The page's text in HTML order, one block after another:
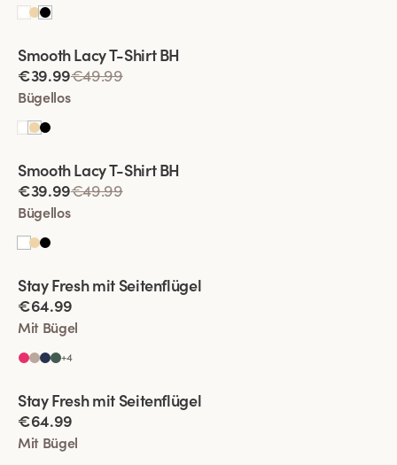
Viewing image 1 of 2
Smooth Lacy T-Shirt BH
€39.99€49.99
Bügellos
Viewing image 1 of 2
Smooth Lacy T-Shirt BH
€39.99€49.99
Bügellos
Viewing image 1 of 2
Besonders Breiter Rücken
Stay Fresh mit Seitenflügel
€64.99
Mit Bügel
+4
Viewing image 1 of 2
Besonders Breiter Rücken
Stay Fresh mit Seitenflügel
€64.99
Mit Bügel